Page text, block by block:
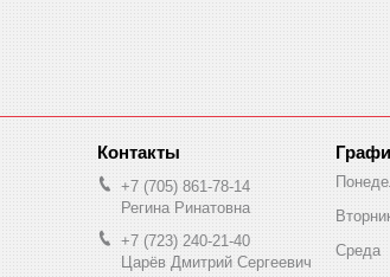
+7 (705) 861-78-14
Регина Ринатовна
+7 (723) 240-21-40
Царёв Дмитрий Сергеевич
Среда